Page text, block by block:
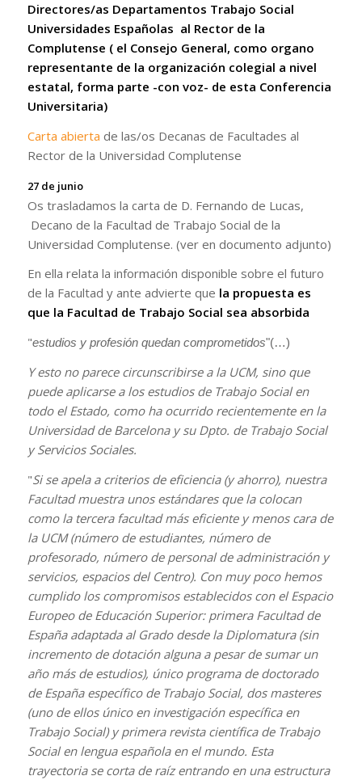
Directores/as Departamentos Trabajo Social
Universidades Españolas al Rector de la
Complutense ( el Consejo General, como organo
representante de la organización colegial a nivel
estatal, forma parte -con voz- de esta Conferencia
Universitaria)
Carta abierta de las/os Decanas de Facultades al
Rector de la Universidad Complutense
27 de junio
Os trasladamos la carta de D. Fernando de Lucas,
Decano de la Facultad de Trabajo Social de la
Universidad Complutense. (ver en documento adjunto)
En ella relata la información disponible sobre el futuro
de la Facultad y ante advierte que la propuesta es
que la Facultad de Trabajo Social sea absorbida
"estudios y profesión quedan comprometidos"(…)
Y esto no parece circunscribirse a la UCM, sino que
puede aplicarse a los estudios de Trabajo Social en
todo el Estado, como ha ocurrido recientemente en la
Universidad de Barcelona y su Dpto. de Trabajo Social
y Servicios Sociales.
"Si se apela a criterios de eficiencia (y ahorro), nuestra
Facultad muestra unos estándares que la colocan
como la tercera facultad más eficiente y menos cara de
la UCM (número de estudiantes, número de
profesorado, número de personal de administración y
servicios, espacios del Centro). Con muy poco hemos
cumplido los compromisos establecidos con el Espacio
Europeo de Educación Superior: primera Facultad de
España adaptada al Grado desde la Diplomatura (sin
incremento de dotación alguna a pesar de sumar un
año más de estudios), único programa de doctorado
de España específico de Trabajo Social, dos masteres
(uno de ellos único en investigación específica en
Trabajo Social) y primera revista científica de Trabajo
Social en lengua española en el mundo. Esta
trayectoria se corta de raíz entrando en una estructura